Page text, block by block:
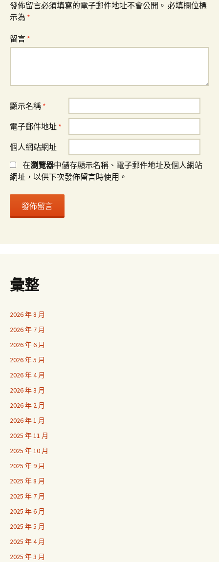
發佈留言必須填寫的電子郵件地址不會公開。 必填欄位標
示為 *
留言 *
顯示名稱 *
電子郵件地址 *
個人網站網址
在瀏覽器中儲存顯示名稱、電子郵件地址及個人網站
網址，以供下次發佈留言時使用。
彙整
2026 年 8 月
2026 年 7 月
2026 年 6 月
2026 年 5 月
2026 年 4 月
2026 年 3 月
2026 年 2 月
2026 年 1 月
2025 年 11 月
2025 年 10 月
2025 年 9 月
2025 年 8 月
2025 年 7 月
2025 年 6 月
2025 年 5 月
2025 年 4 月
2025 年 3 月